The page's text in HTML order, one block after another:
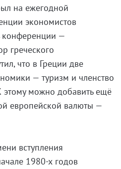
на ежегодной
экономистов
конференции —
греческого
что в Греции две
— туризм и членство
можно добавить ещё
европейской валюты —
вступления
1980-х годов